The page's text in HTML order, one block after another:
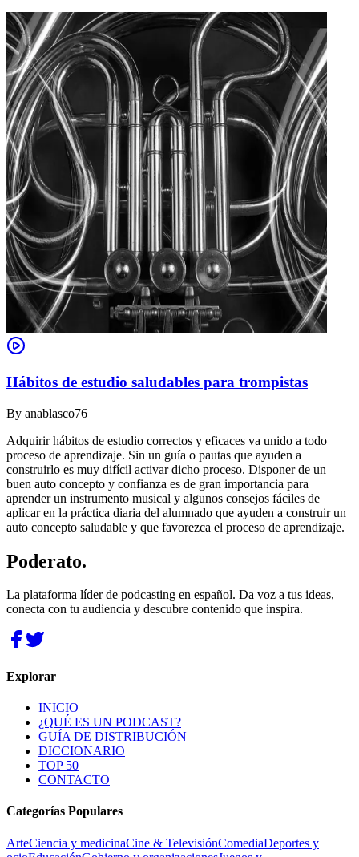
Hábitos de estudio saludables para trompistas
By anablasco76
Adquirir hábitos de estudio correctos y eficaces va unido a todo
proceso de aprendizaje. Sin un guía o pautas que ayuden a
construirlo es muy difícil activar dicho proceso. Disponer de un
buen auto concepto y confianza es de gran importancia para
aprender un instrumento musical y algunos consejos fáciles de
aplicar en la práctica diaria del alumnado que ayuden a construir un
auto concepto saludable y que favorezca el proceso de aprendizaje.
Poderato.
La plataforma líder de podcasting en español. Da voz a tus ideas,
conecta con tu audiencia y descubre contenido que inspira.
Explorar
INICIO
¿QUÉ ES UN PODCAST?
GUÍA DE DISTRIBUCIÓN
DICCIONARIO
TOP 50
CONTACTO
Categorías Populares
ArteCiencia y medicinaCine & TelevisiónComediaDeportes y